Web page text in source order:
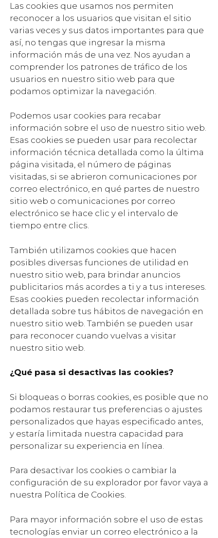
Las cookies que usamos nos permiten
reconocer a los usuarios que visitan el sitio
varias veces y sus datos importantes para que
así, no tengas que ingresar la misma
información más de una vez. Nos ayudan a
comprender los patrones de tráfico de los
usuarios en nuestro sitio web para que
podamos optimizar la navegación.
Podemos usar cookies para recabar
información sobre el uso de nuestro sitio web.
Esas cookies se pueden usar para recolectar
información técnica detallada como la última
página visitada, el número de páginas
visitadas, si se abrieron comunicaciones por
correo electrónico, en qué partes de nuestro
sitio web o comunicaciones por correo
electrónico se hace clic y el intervalo de
tiempo entre clics.
También utilizamos cookies que hacen
posibles diversas funciones de utilidad en
nuestro sitio web, para brindar anuncios
publicitarios más acordes a ti y a tus intereses.
Esas cookies pueden recolectar información
detallada sobre tus hábitos de navegación en
nuestro sitio web. También se pueden usar
para reconocer cuando vuelvas a visitar
nuestro sitio web.
¿Qué pasa si desactivas las cookies?
Si bloqueas o borras cookies, es posible que no
podamos restaurar tus preferencias o ajustes
personalizados que hayas especificado antes,
y estaría limitada nuestra capacidad para
personalizar su experiencia en línea.
Para desactivar los cookies o cambiar la
configuración de su explorador por favor vaya a
nuestra Política de Cookies.
Para mayor información sobre el uso de estas
tecnologías enviar un correo electrónico a la